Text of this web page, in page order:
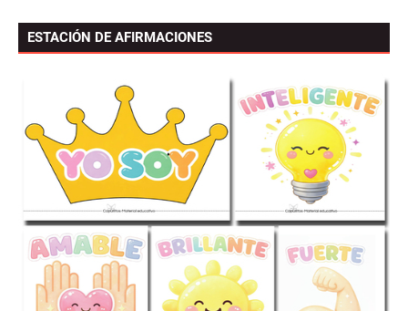
ESTACIÓN DE AFIRMACIONES